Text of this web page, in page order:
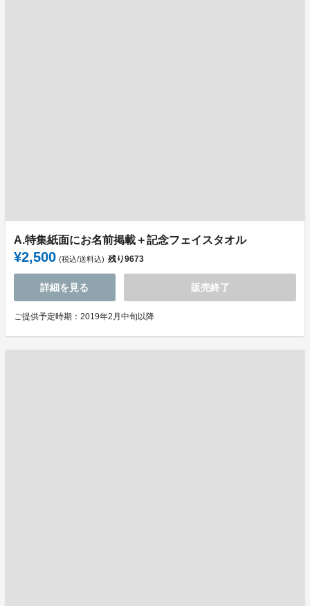
A.特集紙面にお名前掲載＋記念フェイスタオル
¥2,500 (税込/送料込) 残り9673
詳細を見る 販売終了
ご提供予定時期：2019年2月中旬以降